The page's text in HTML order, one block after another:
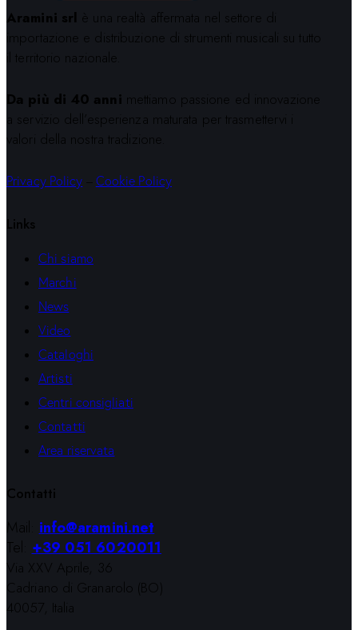
Aramini srl è una realtà affermata nel settore di
importazione e distribuzione di strumenti musicali su tutto
il territorio nazionale.
Da più di 40 anni mettiamo passione ed innovazione
a servizio dell’esperienza maturata per trasmettervi i
valori della nostra tradizione.
Privacy Policy Cookie Policy
Links
Chi siamo
Marchi
News
Video
Cataloghi
Artisti
Centri consigliati
Contatti
Area riservata
Contatti
Mail: info@aramini.net
Tel: +39 051 6020011
Via XXV Aprile, 36
Cadriano di Granarolo (BO)
40057, Italia